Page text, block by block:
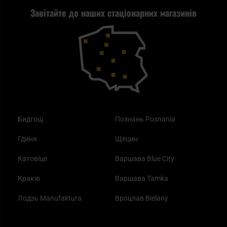
Завітайте до наших стаціонарних магазинів
Бидгощ
Гдиня
Катовіце
Краків
Лодзь Manufaktura
Познань Posnania
Щецин
Варшава Blue City
Варшава Tamka
Вроцлав Bielany
Повернення товару
Blackout - що це таке?
Як працює маска від смогу?
Найкращі спальні мішки на осінь
Самозахист